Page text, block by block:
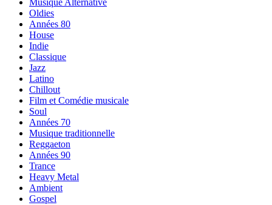
Musique Alternative
Oldies
Années 80
House
Indie
Classique
Jazz
Latino
Chillout
Film et Comédie musicale
Soul
Années 70
Musique traditionnelle
Reggaeton
Années 90
Trance
Heavy Metal
Ambient
Gospel